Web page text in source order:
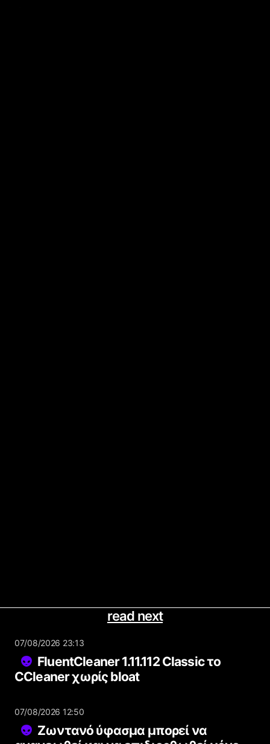
read next
07/08/2026 23:13
FluentCleaner 1.11.112 Classic το
CCleaner χωρίς bloat
07/08/2026 12:50
Ζωντανό ύφασμα μπορεί να